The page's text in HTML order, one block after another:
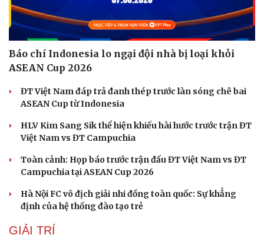
Sức khỏe
Cây thuốc
Sản phụ khoa
Nhi khoa
Nam khoa
Làm đẹp - giảm cân
Phòng mạch online
Blog
Tình yêu - Gia đình
Báo chí Indonesia lo ngại đội nhà bị loại khỏi
ASEAN Cup 2026
ĐT Việt Nam đáp trả đanh thép trước làn sóng chê bai
ASEAN Cup từ Indonesia
HLV Kim Sang Sik thể hiện khiếu hài hước trước trận ĐT
Việt Nam vs ĐT Campuchia
Toàn cảnh: Họp báo trước trận đấu ĐT Việt Nam vs ĐT
Campuchia tại ASEAN Cup 2026
Hà Nội FC vô địch giải nhi đồng toàn quốc: Sự khẳng
định của hệ thống đào tạo trẻ
GIẢI TRÍ